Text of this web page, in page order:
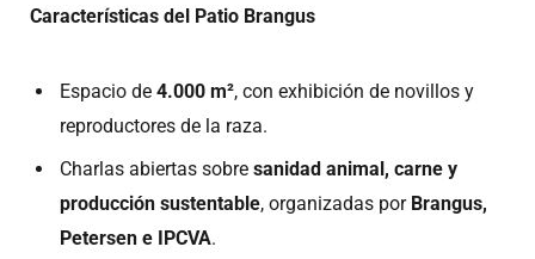
Características del Patio Brangus
Espacio de 4.000 m², con exhibición de novillos y
reproductores de la raza.
Charlas abiertas sobre sanidad animal, carne y
producción sustentable, organizadas por Brangus,
Petersen e IPCVA.